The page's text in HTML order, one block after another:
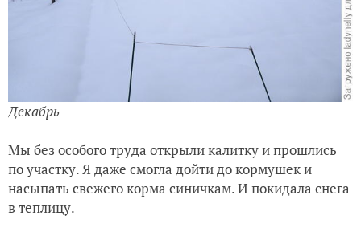
Декабрь
Мы без особого труда открыли калитку и прошлись
по участку. Я даже смогла дойти до кормушек и
насыпать свежего корма синичкам. И покидала снега
в теплицу.